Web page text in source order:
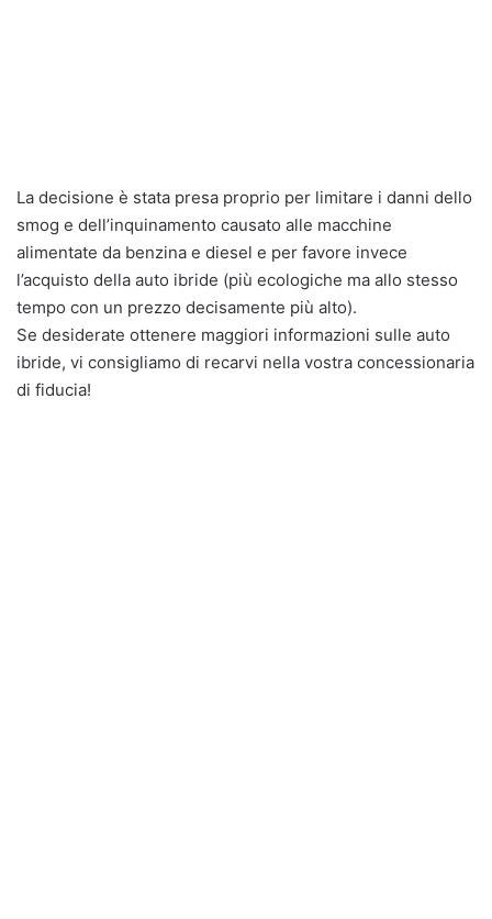
La decisione è stata presa proprio per limitare i danni dello
smog e dell’inquinamento causato alle macchine
alimentate da benzina e diesel e per favore invece
l’acquisto della auto ibride (più ecologiche ma allo stesso
tempo con un prezzo decisamente più alto).
Se desiderate ottenere maggiori informazioni sulle auto
ibride, vi consigliamo di recarvi nella vostra concessionaria
di fiducia!